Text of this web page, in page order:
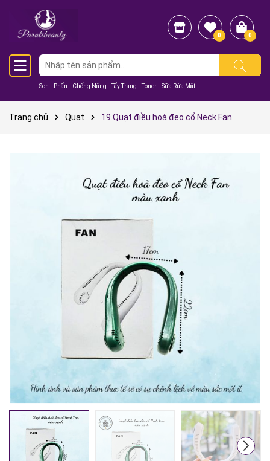
Son Phấn Chống Nắng Tẩy Trang Toner Sữa Rửa Mặt
0 0
Trang chủ Quạt 19.Quạt điều hoà đeo cổ Neck Fan
Mã giảm giá:
Ngày hết hạn:
Điều kiện: